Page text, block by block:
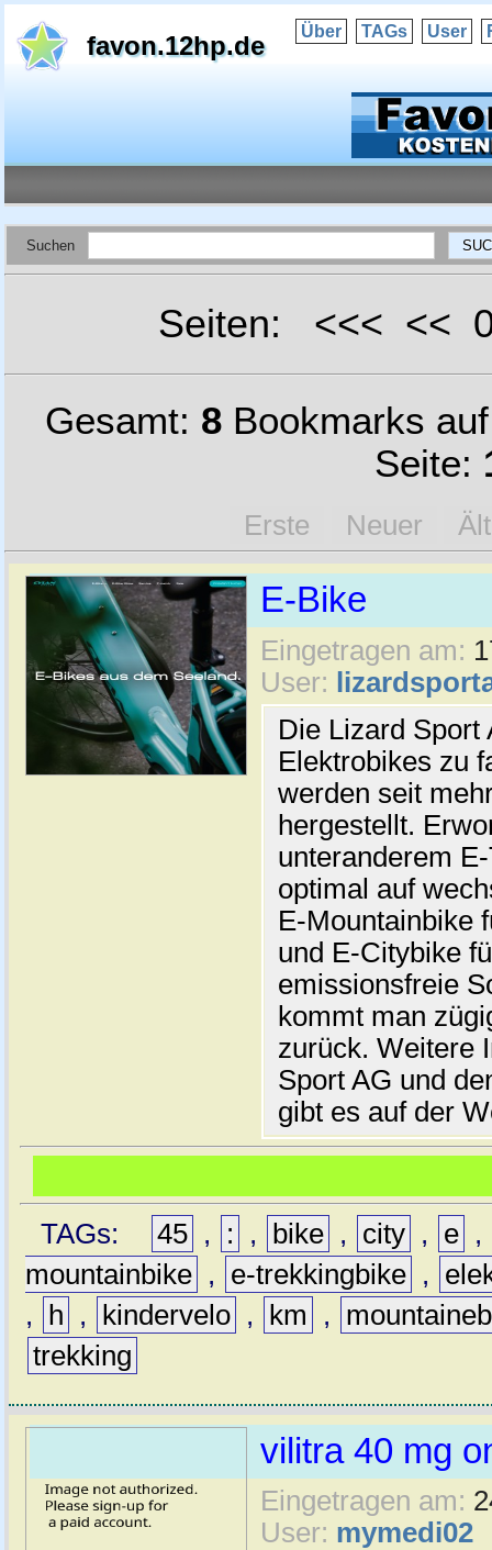
favon.12hp.de Über TAGs User
Suchen
Seiten: <<< <<
Gesamt: 8Bookmarks
Seite:
Erste Neuer
E-Bike
Eingetragen am:
User:
Die Lizard Sport
Elektrobikes zu
werden seit
hergestellt.
unteranderem
optimal auf
E-Mountainbike
und E-Citybike
emissionsfreie
kommt man
zurück. Weitere
Sport AG und
gibt es auf der
TAGs: 45 , : , bike , city , e ,
mountainbike , e-trekkingbike ,
,
h , kindervelo , km ,
trekking
vilitra 40 mg
Eingetragen am:
User: mymedi02